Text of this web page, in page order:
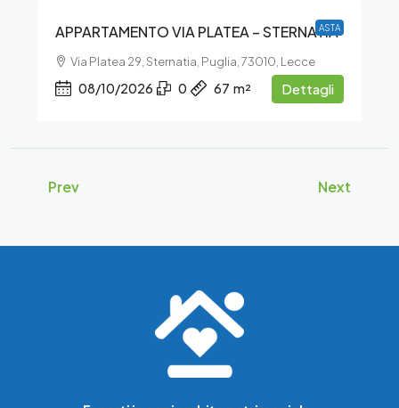
ASTA
APPARTAMENTO VIA PLATEA – STERNATIA
Via Platea 29, Sternatia, Puglia, 73010, Lecce
08/10/2026 0 67 m² Dettagli
Prev Next